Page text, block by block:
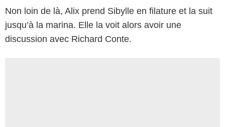
Non loin de là, Alix prend Sibylle en filature et la suit
jusqu’à la marina. Elle la voit alors avoir une
discussion avec Richard Conte.